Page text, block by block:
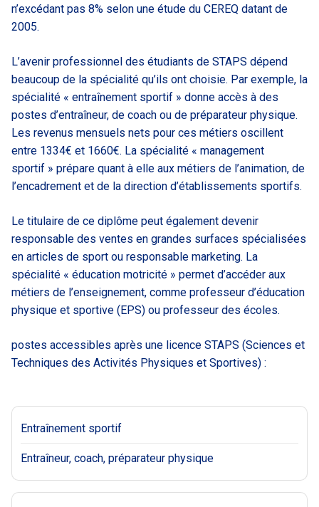
n’excédant pas 8% selon une étude du CEREQ datant de
2005.
L’avenir professionnel des étudiants de STAPS dépend
beaucoup de la spécialité qu’ils ont choisie. Par exemple, la
spécialité « entraînement sportif » donne accès à des
postes d’entraîneur, de coach ou de préparateur physique.
Les revenus mensuels nets pour ces métiers oscillent
entre 1334€ et 1660€. La spécialité « management
sportif » prépare quant à elle aux métiers de l’animation, de
l’encadrement et de la direction d’établissements sportifs.
Le titulaire de ce diplôme peut également devenir
responsable des ventes en grandes surfaces spécialisées
en articles de sport ou responsable marketing. La
spécialité « éducation motricité » permet d’accéder aux
métiers de l’enseignement, comme professeur d’éducation
physique et sportive (EPS) ou professeur des écoles.
postes accessibles après une licence STAPS (Sciences et
Techniques des Activités Physiques et Sportives) :
Entraînement sportif
Entraîneur, coach, préparateur physique